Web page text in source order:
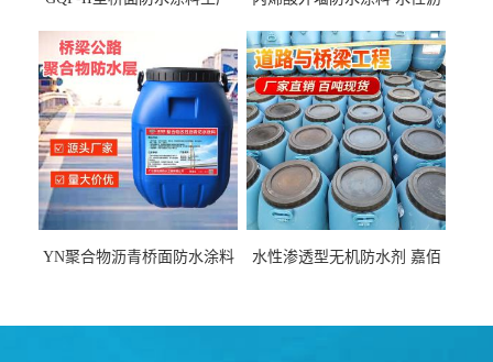
厂家
YN聚合物沥青桥面防水涂料
水性渗透型无机防水剂 嘉佰